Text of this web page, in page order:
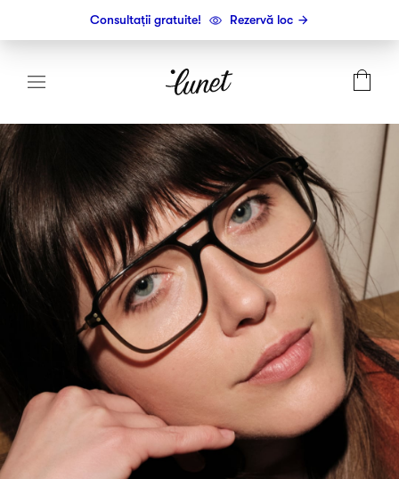
Consultații gratuite! Rezervă loc